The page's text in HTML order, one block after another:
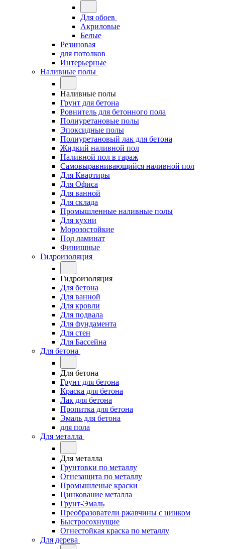
Для обоев
Акриловые
Белые
Резиновая
для потолков
Интерьерные
Наливные полы
Наливные полы
Грунт для бетона
Ровнитель для бетонного пола
Полиуретановые полы
Эпоксидные полы
Полиуретановый лак для бетона
Жидкий наливной пол
Наливной пол в гараж
Самовыравнивающийся наливной пол
Для Квартиры
Для Офиса
Для ванной
Для склада
Промышленные наливные полы
Для кухни
Морозостойкие
Под ламинат
Финишные
Гидроизоляция
Гидроизоляция
Для бетона
Для ванной
Для кровли
Для подвала
Для фундамента
Для стен
Для Бассейна
Для бетона
Для бетона
Грунт для бетона
Краска для бетона
Лак для бетона
Пропитка для бетона
Эмаль для бетона
для пола
Для металла
Для металла
Грунтовки по металлу
Огнезащита по металлу
Промышленые краски
Цинкование металла
Грунт-Эмаль
Преобразователи ржавчины с цинком
Быстросохнущие
Огнестойкая краска по металлу
Для дерева